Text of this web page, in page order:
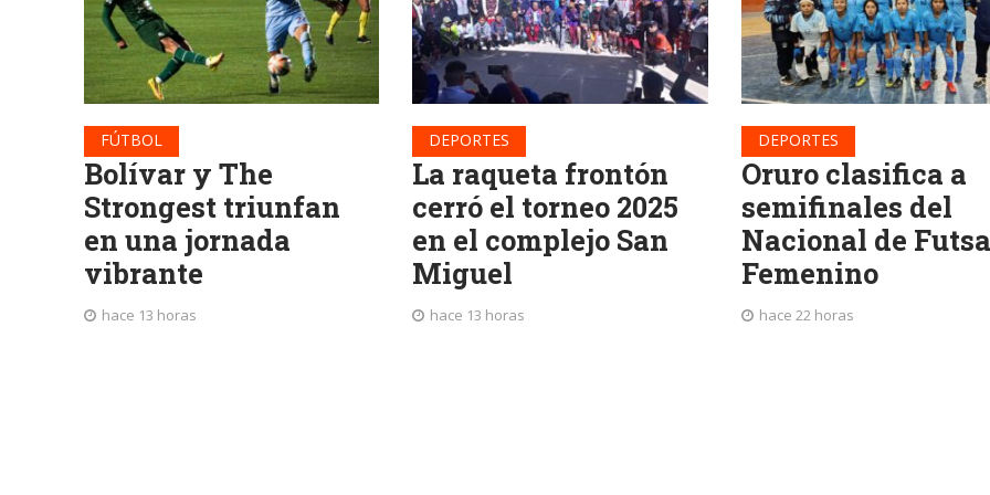
FÚTBOL
Bolívar y The
Strongest triunfan
en una jornada
vibrante
hace 13 horas
DEPORTES
La raqueta frontón
cerró el torneo 2025
en el complejo San
Miguel
hace 13 horas
DEPORTES
Oruro clasifica a
semifinales del
Nacional de
Femenino
hace 22 horas